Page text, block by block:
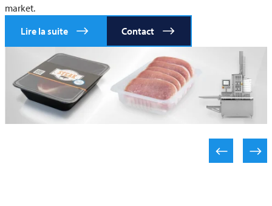
market.
Lire la suite
Contact